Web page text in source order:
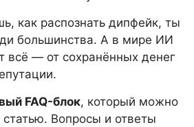
как распознать дипфейк, ты
большинства. А в мире ИИ
всё — от сохранённых денег
FAQ-блок, который можно
статью. Вопросы и ответы